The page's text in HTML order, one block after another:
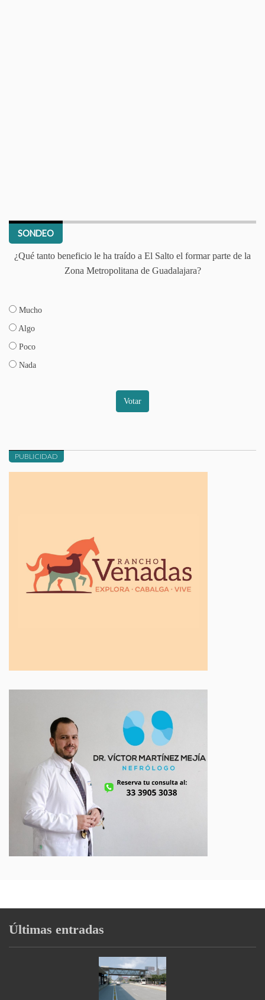
SONDEO
¿Qué tanto beneficio le ha traído a El Salto el formar parte de la
Zona Metropolitana de Guadalajara?
Mucho
Algo
Poco
Nada
Votar
PUBLICIDAD
Últimas entradas